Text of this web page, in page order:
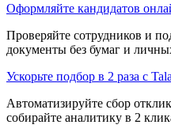
Оформляйте кандидатов
Проверяйте сотрудников и
документы без бумаг и
Ускорьте подбор в 2 раза с
Автоматизируйте сбор
собирайте аналитику в 2